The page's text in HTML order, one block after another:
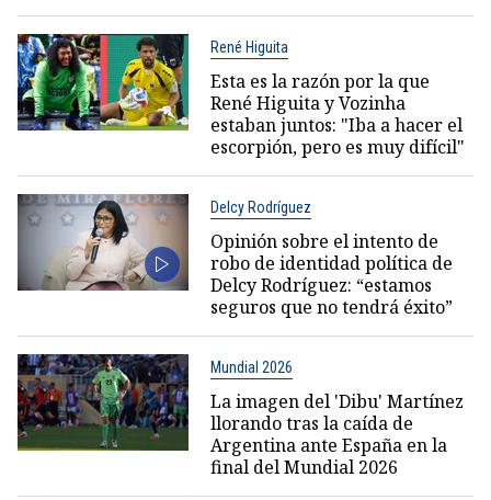
René Higuita
Esta es la razón por la que
René Higuita y Vozinha
estaban juntos: "Iba a hacer el
escorpión, pero es muy difícil"
Delcy Rodríguez
Opinión sobre el intento de
robo de identidad política de
Delcy Rodríguez: “estamos
seguros que no tendrá éxito”
Mundial 2026
La imagen del 'Dibu' Martínez
llorando tras la caída de
Argentina ante España en la
final del Mundial 2026